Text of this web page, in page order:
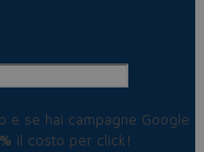
e se hai campagne Google
il costo per click!